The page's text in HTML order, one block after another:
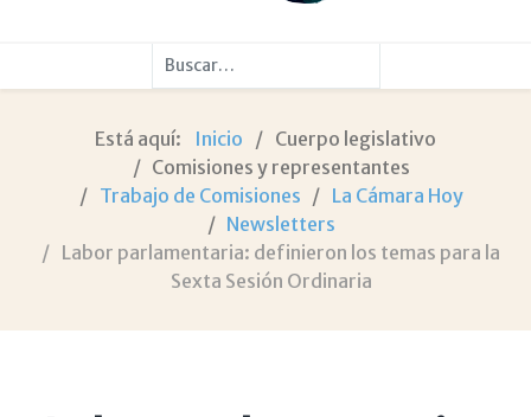
Buscar
Está aquí: Inicio
Cuerpo legislativo
Comisiones y representantes
Trabajo de Comisiones
La Cámara Hoy
Newsletters
Labor parlamentaria: definieron los temas para la
Sexta Sesión Ordinaria